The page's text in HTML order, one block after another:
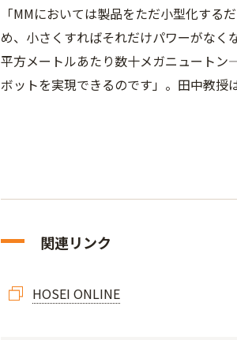
「MMにおいては製品をただ小型化す
め、小さくすればそれだけパワーがなく
平方メートルあたり数十メガニュート
ボットを実現できるのです」。田中教授
関連リンク
HOSEI ONLINE